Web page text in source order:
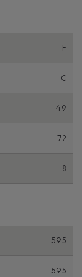
F
C
49
72
8
595
595